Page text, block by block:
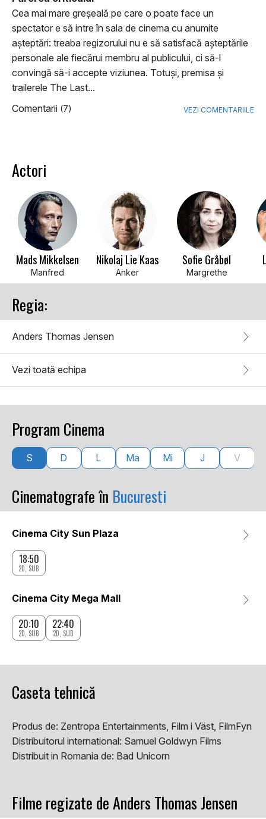
Cea mai mare greşeală pe care o poate face un
spectator e să intre în sala de cinema cu anumite
aşteptări: treaba regizorului nu e să satisfacă aşteptările
personale ale fiecărui membru al publicului, ci să-l
convingă să-i accepte viziunea. Totuşi, premisa şi
trailerele The Last...
Comentarii (7) VEZI COMENTARIILE
Actori
Mads Mikkelsen
Manfred
Nikolaj Lie Kaas
Anker
Sofie Gråbøl
Margrethe
Regia:
Anders Thomas Jensen
Vezi toată echipa
Program Cinema
S D L Ma Mi J V
Cinematografe în Bucuresti
Cinema City Sun Plaza
18:50
2D, SUB
Cinema City Mega Mall
20:10
2D, SUB
22:40
2D, SUB
Caseta tehnică
Produs de: Zentropa Entertainments, Film i Väst, FilmFyn
Distribuitorul international: Samuel Goldwyn Films
Distribuit in Romania de: Bad Unicorn
Filme regizate de Anders Thomas Jensen